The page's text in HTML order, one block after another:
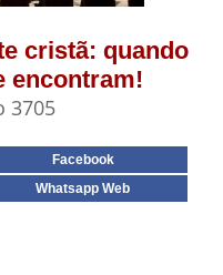
cristã: quando
encontram!
3705
Facebook
Whatsapp Web